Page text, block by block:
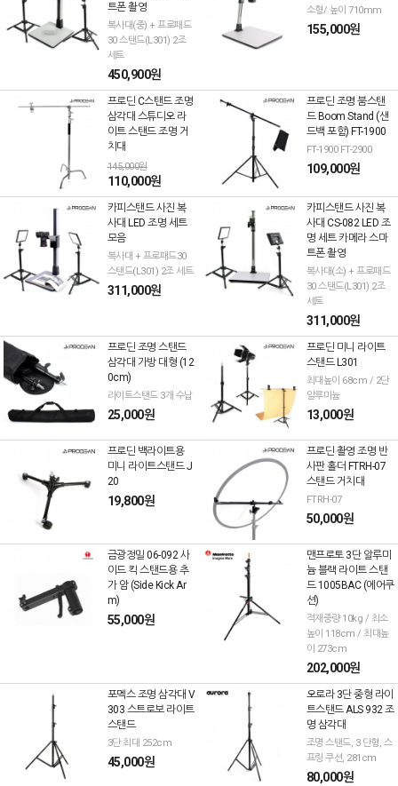
트폰 촬영
복사대(중) + 프로패드
30 스탠드(L301) 2조
세트
450,900원
소형/ 높이 710mm
155,000원
프로딘 C스탠드 조명
삼각대 스튜디오 라
이트 스탠드 조명 거
치대
145,000원
110,000원
프로딘 조명 붐스탠
드 Boom Stand (샌
드백 포함) FT-1900
FT-1900 FT-2900
109,000원
카피스탠드 사진 복
사대 LED 조명 세트
모음
복사대 + 프로패드30
스탠드(L301) 2조 세트
311,000원
카피스탠드 사진 복
사대 CS-082 LED 조
명 세트 카메라 스마
트폰 촬영
복사대(소) + 프로패드
30 스탠드(L301) 2조
세트
311,000원
프로딘 조명 스탠드
삼각대 가방 대형 (12
0cm)
라이트스탠드 3개 수납
25,000원
프로딘 미니 라이트
스탠드 L301
최대높이 68cm / 2단
알루미늄
13,000원
프로딘 백라이트용
미니 라이트스탠드 J
20
19,800원
프로딘 촬영 조명 반
사판 홀더 FTRH-07
스탠드 거치대
FTRH-07
50,000원
금광정밀 06-092 사
이드 킥 스탠드용 추
가 암 (Side Kick Ar
m)
55,000원
맨프로토 3단 알루미
늄 블랙 라이트 스탠
드 1005BAC (에어쿠
션)
적재중량 10kg / 최소
높이 118cm / 최대높
이 273cm
202,000원
포멕스 조명 삼각대 V
303 스트로보 라이트
스탠드
3단 최대 252cm
45,000원
오로라 3단 중형 라이
트스탠드 ALS 932 조
명 삼각대
조명 스탠드, 3 단형, 스
프링 쿠션, 281cm
80,000원